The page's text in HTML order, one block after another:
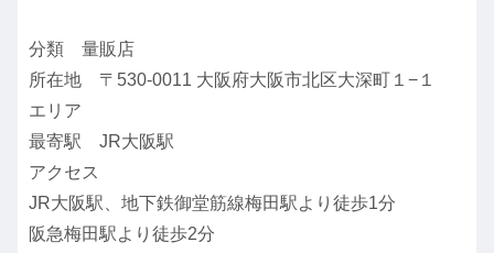
分類 量販店
所在地 〒530-0011 大阪府大阪市北区大深町１−１
エリア
最寄駅 JR大阪駅
アクセス
JR大阪駅、地下鉄御堂筋線梅田駅より徒歩1分
阪急梅田駅より徒歩2分